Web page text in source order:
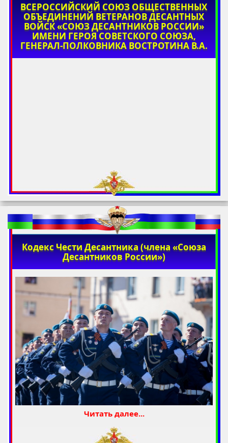
ВСЕРОССИЙСКИЙ СОЮЗ ОБЩЕСТВЕННЫХ
ОБЪЕДИНЕНИЙ ВЕТЕРАНОВ ДЕСАНТНЫХ
ВОЙСК «СОЮЗ ДЕСАНТНИКОВ РОССИИ»
ИМЕНИ ГЕРОЯ СОВЕТСКОГО СОЮЗА,
ГЕНЕРАЛ-ПОЛКОВНИКА ВОСТРОТИНА В.А.
Кодекс Чести Десантника (члена «Союза
Десантников России»)
Читать далее...